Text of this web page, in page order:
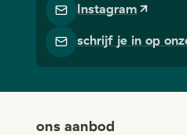
Instagram
schrijf je in op
ons aanbod